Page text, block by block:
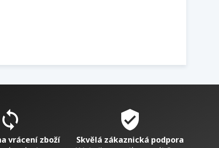
vrácení zboží
verified_user
Skvělá zákaznická podpora